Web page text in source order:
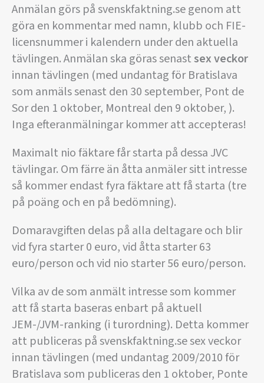
Anmälan görs på svenskfaktning.se genom att
göra en kommentar med namn, klubb och FIE-
licensnummer i kalendern under den aktuella
tävlingen. Anmälan ska göras senastsex veckor
innan tävlingen (med undantag för Bratislava
som anmäls senast den 30 september, Pont de
Sor den 1 oktober, Montreal den 9 oktober, ).
Inga efteranmälningar kommer att accepteras!
Maximalt nio fäktare får starta på dessa JVC
tävlingar. Om färre än åtta anmäler sitt intresse
så kommer endast fyra fäktare att få starta (tre
på poäng och en på bedömning).
Domaravgiften delas på alla deltagare och blir
vid fyra starter 0 euro, vid åtta starter 63
euro/person och vid nio starter 56 euro/person.
Vilka av de som anmält intresse som kommer
att få starta baseras enbart på aktuell
JEM-/JVM-ranking (i turordning). Detta kommer
att publiceras på svenskfaktning.se sex veckor
innan tävlingen (med undantag 2009/2010 för
Bratislava som publiceras den 1 oktober, Ponte